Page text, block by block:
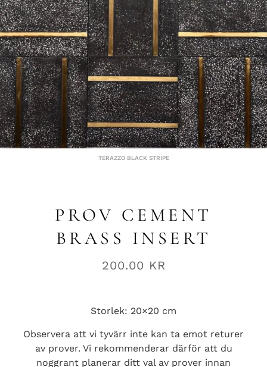
TERAZZO BLACK STRIPE
PROV CEMENT
BRASS INSERT
200.00 KR
Storlek: 20×20 cm
Observera att vi tyvärr inte kan ta emot returer
av prover. Vi rekommenderar därför att du
noggrant planerar ditt val av prover innan